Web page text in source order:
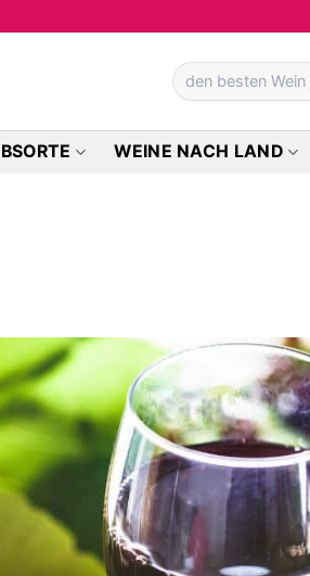
Suchen
nach:
WEINE NACH LAND